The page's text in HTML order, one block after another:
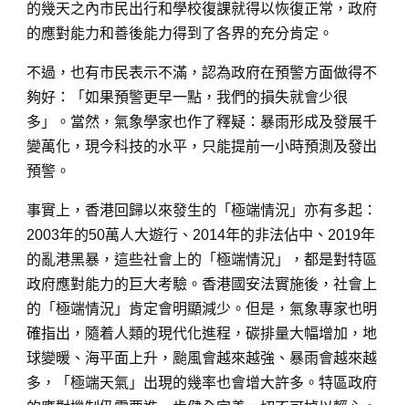
的幾天之內市民出行和學校復課就得以恢復正常，政府
的應對能力和善後能力得到了各界的充分肯定。
不過，也有市民表示不滿，認為政府在預警方面做得不
夠好：「如果預警更早一點，我們的損失就會少很
多」。當然，氣象學家也作了釋疑：暴雨形成及發展千
變萬化，現今科技的水平，只能提前一小時預測及發出
預警。
事實上，香港回歸以來發生的「極端情況」亦有多起：
2003年的50萬人大遊行、2014年的非法佔中、2019年
的亂港黑暴，這些社會上的「極端情況」，都是對特區
政府應對能力的巨大考驗。香港國安法實施後，社會上
的「極端情況」肯定會明顯減少。但是，氣象專家也明
確指出，隨着人類的現代化進程，碳排量大幅增加，地
球變暖、海平面上升，颱風會越來越強、暴雨會越來越
多，「極端天氣」出現的幾率也會增大許多。特區政府